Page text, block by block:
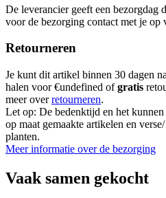
De leverancier geeft een bezorgdag
voor de bezorging contact met je op
Retourneren
Je kunt dit artikel binnen 30 dagen
halen voor €undefined ofgratis
meer overretourneren.
Let op: De bedenktijd en het
op maat gemaakte artikelen en
planten.
Meer informatie over de bezorging
Vaak samen gekocht